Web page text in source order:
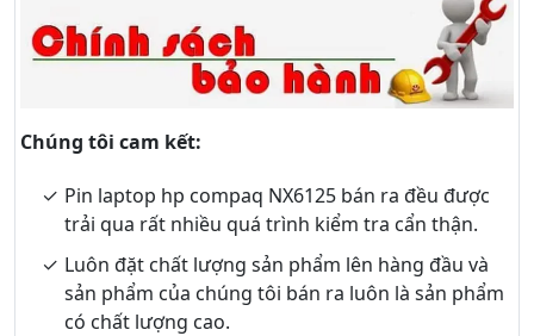
Chúng tôi cam kết:
Pin laptop hp compaq NX6125 bán ra đều được
trải qua rất nhiều quá trình kiểm tra cẩn thận.
Luôn đặt chất lượng sản phẩm lên hàng đầu và
sản phẩm của chúng tôi bán ra luôn là sản phẩm
có chất lượng cao.